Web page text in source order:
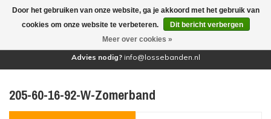
(0)
Advies nodig? info@lossebanden.nl
205-60-16-92-W-Zomerband
Door het gebruiken van onze website, ga je akkoord met het gebruik van
cookies om onze website te verbeteren.
Dit bericht verbergen
Meer over cookies »